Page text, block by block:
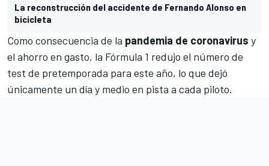
La reconstrucción del accidente de Fernando Alonso en
bicicleta
Como consecuencia de la pandemia de coronavirus y
el ahorro en gasto, la Fórmula 1 redujo el número de
test de pretemporada para este año, lo que dejó
únicamente un día y medio en pista a cada piloto.